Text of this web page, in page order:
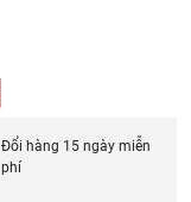
Đổi hàng 15 ngày miễn
phí